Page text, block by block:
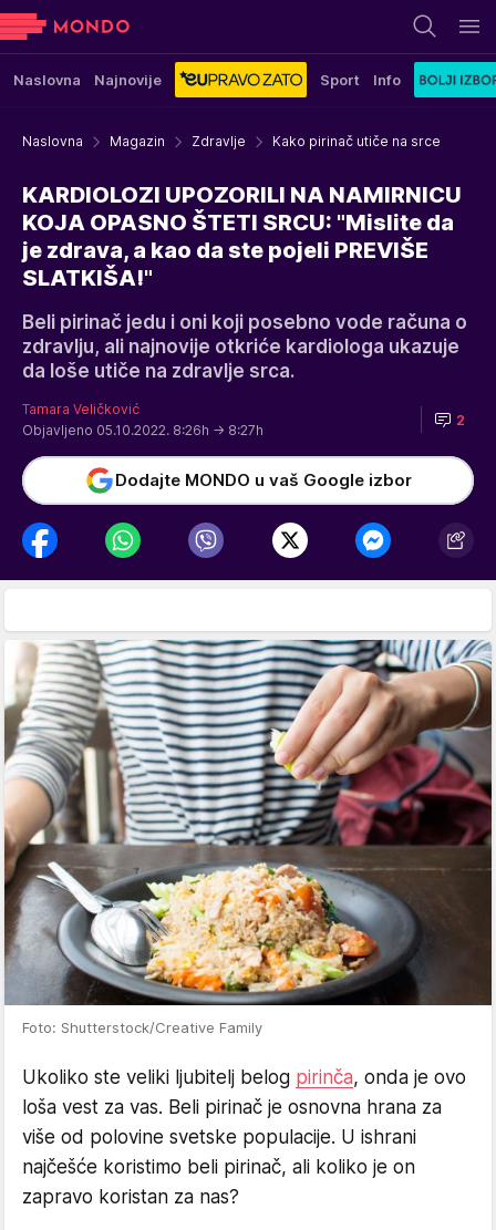
Naslovna Najnovije Sport Info
Naslovna Magazin Zdravlje Kako pirinač utiče na srce
KARDIOLOZI UPOZORILI NA NAMIRNICU
KOJA OPASNO ŠTETI SRCU: "Mislite da
je zdrava, a kao da ste pojeli PREVIŠE
SLATKIŠA!"
Beli pirinač jedu i oni koji posebno vode računa o
zdravlju, ali najnovije otkriće kardiologa ukazuje
da loše utiče na zdravlje srca.
Tamara Veličković
Objavljeno 05.10.2022. 8:26h → 8:27h
2
Dodajte MONDO u vaš Google izbor
Foto: Shutterstock/Creative Family
Ukoliko ste veliki ljubitelj belog pirinča, onda je ovo
loša vest za vas. Beli pirinač je osnovna hrana za
više od polovine svetske populacije. U ishrani
najčešće koristimo beli pirinač, ali koliko je on
zapravo koristan za nas?